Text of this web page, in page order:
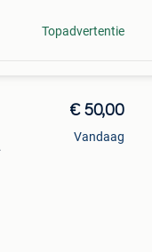
Topadvertentie
€ 50,00
Vandaag